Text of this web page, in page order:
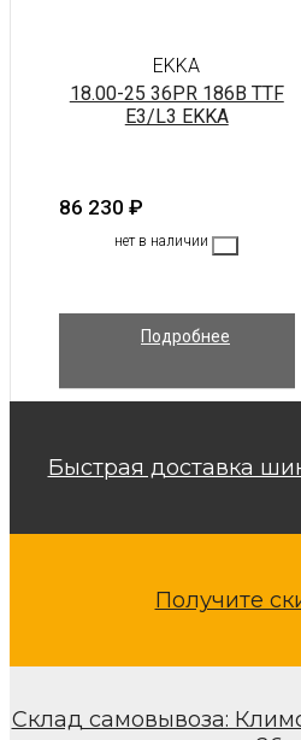
EKKA
18.00-25 36PR 186B TTF
E3/L3 EKKA
86 230 ₽
нет в наличии
Подробнее
Быстрая доставка
Получите
Склад самовывоза: